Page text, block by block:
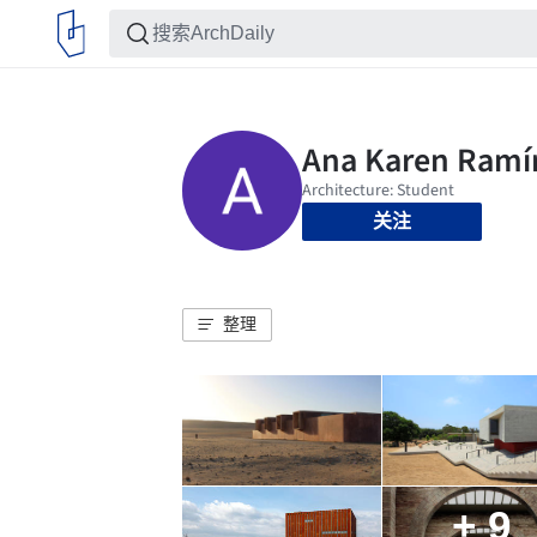
关注
整理
+ 9